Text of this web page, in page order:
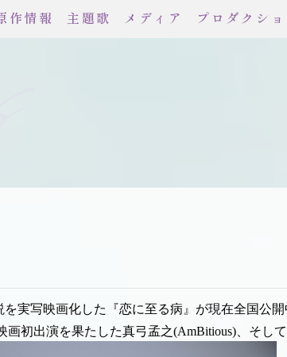
作情報 主題歌 メディア プロダクシ
実写映画化した『恋に至る病』が現在全国公開
初出演を果たした真弓孟之(AmBitious)、そし